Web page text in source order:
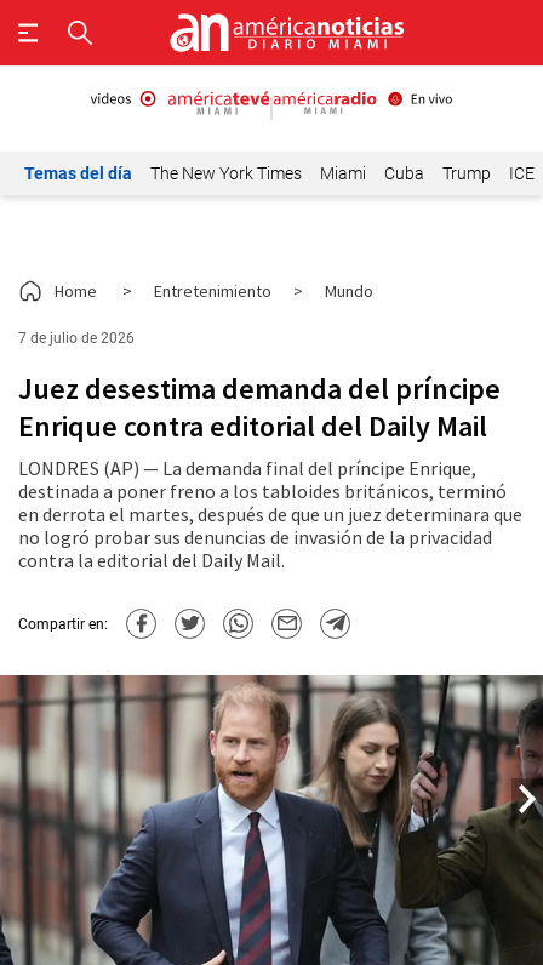
Temas del día The New York Times Miami Cuba Trump ICE
Home > Entretenimiento > Mundo
7 de julio de 2026
Juez desestima demanda del príncipe
Enrique contra editorial del Daily Mail
LONDRES (AP) — La demanda final del príncipe Enrique,
destinada a poner freno a los tabloides británicos, terminó
en derrota el martes, después de que un juez determinara que
no logró probar sus denuncias de invasión de la privacidad
contra la editorial del Daily Mail.
Compartir en: